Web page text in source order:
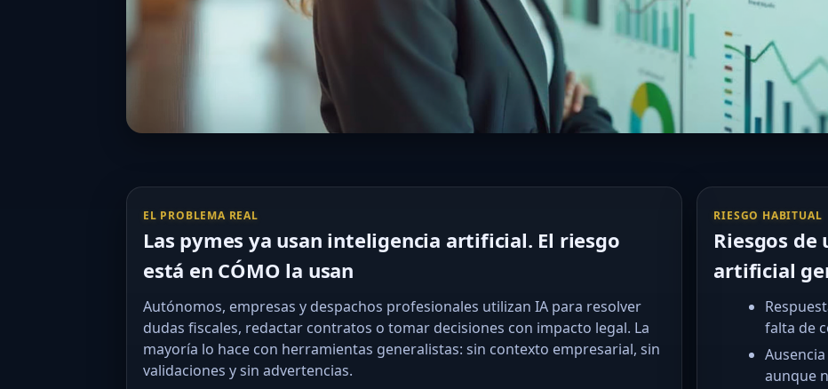
EL PROBLEMA REAL
Las pymes ya usan inteligencia artificial. El riesgo
está en CÓMO la usan
Autónomos, empresas y despachos profesionales utilizan IA para resolver
dudas fiscales, redactar contratos o tomar decisiones con impacto legal. La
mayoría lo hace con herramientas generalistas: sin contexto empresarial, sin
validaciones y sin advertencias.
RIESGO HABITUAL
Riesgos
artificial
falta de
aunque